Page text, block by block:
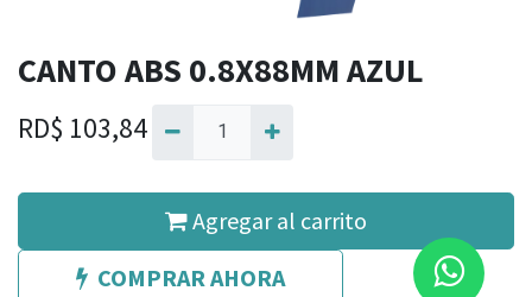
CANTO ABS 0.8X88MM AZUL
RD$ 103,84
Agregar al carrito
COMPRAR AHORA